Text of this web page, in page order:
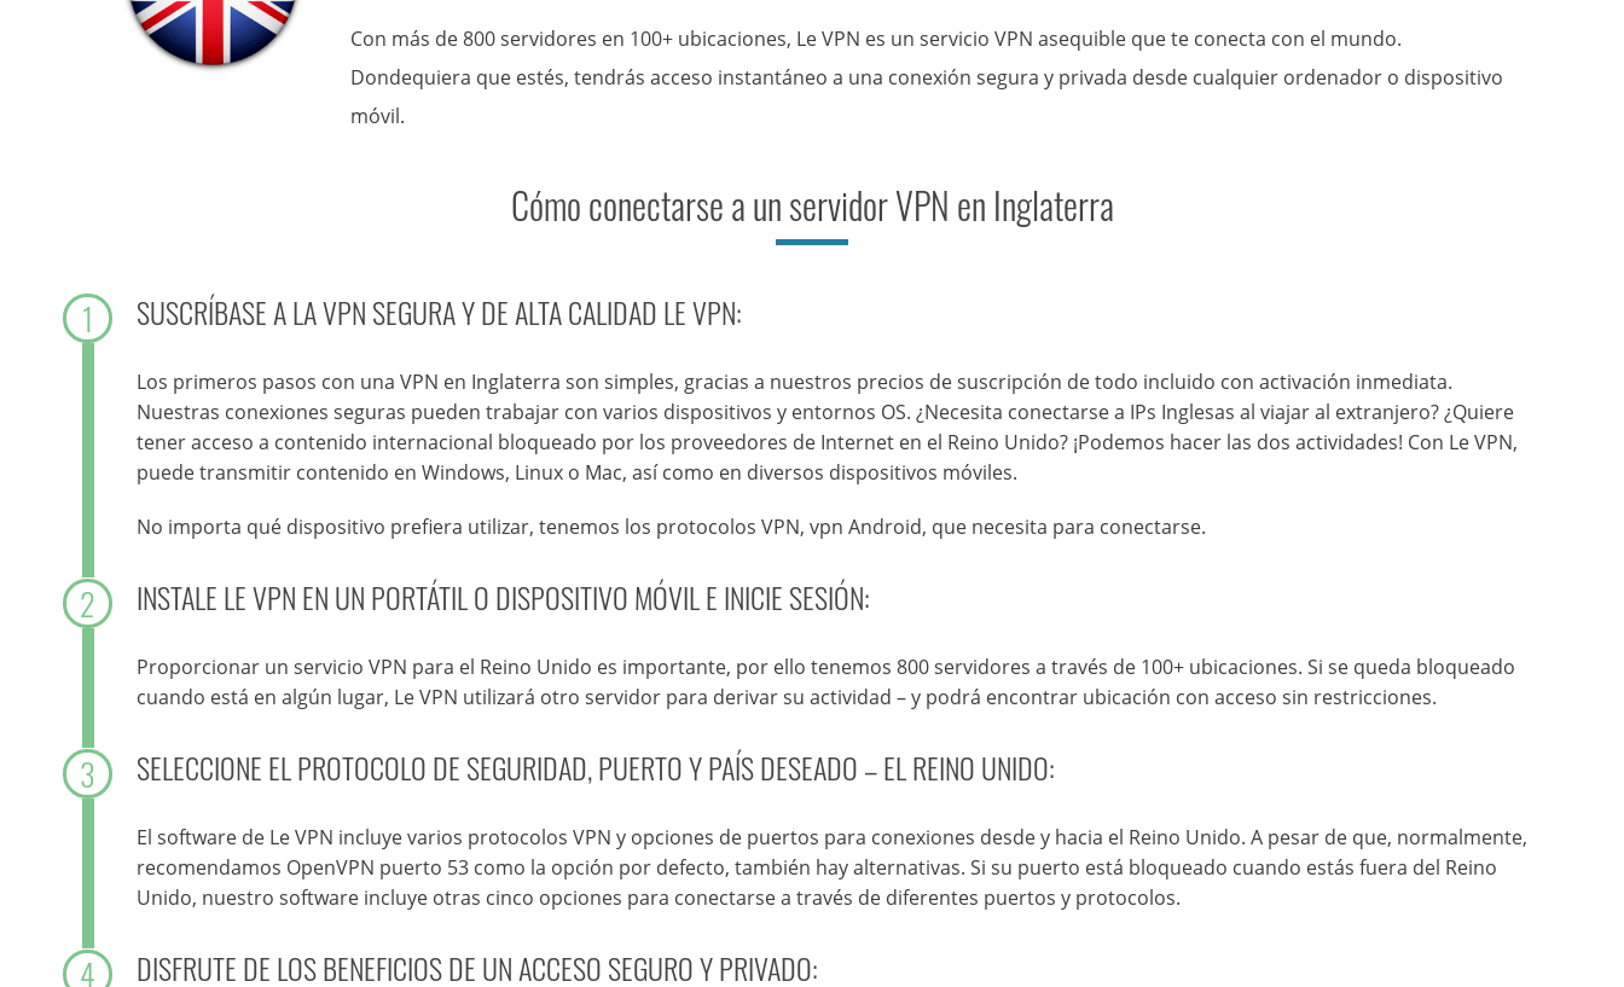
Con más de 800 servidores en 100+ ubicaciones, Le VPN es un servicio VPN asequible que te conecta con el mundo.
Dondequiera que estés, tendrás acceso instantáneo a una conexión segura y privada desde cualquier ordenador o dispositivo
móvil.
Cómo conectarse a un servidor VPN en Inglaterra
1 SUSCRÍBASE A LA VPN SEGURA Y DE ALTA CALIDAD LE VPN:
Los primeros pasos con una VPN en Inglaterra son simples, gracias a nuestros precios de suscripción de todo incluido con activación inmediata.
Nuestras conexiones seguras pueden trabajar con varios dispositivos y entornos OS. ¿Necesita conectarse a IPs Inglesas al viajar al extranjero? ¿Quiere
tener acceso a contenido internacional bloqueado por los proveedores de Internet en el Reino Unido? ¡Podemos hacer las dos actividades! Con Le VPN,
puede transmitir contenido en Windows, Linux o Mac, así como en diversos dispositivos móviles.
No importa qué dispositivo prefiera utilizar, tenemos los protocolos VPN, vpn Android, que necesita para conectarse.
2 INSTALE LE VPN EN UN PORTÁTIL O DISPOSITIVO MÓVIL E INICIE SESIÓN:
Proporcionar un servicio VPN para el Reino Unido es importante, por ello tenemos 800 servidores a través de 100+ ubicaciones. Si se queda bloqueado
cuando está en algún lugar, Le VPN utilizará otro servidor para derivar su actividad – y podrá encontrar ubicación con acceso sin restricciones.
3 SELECCIONE EL PROTOCOLO DE SEGURIDAD, PUERTO Y PAÍS DESEADO – EL REINO UNIDO:
El software de Le VPN incluye varios protocolos VPN y opciones de puertos para conexiones desde y hacia el Reino Unido. A pesar de que, normalmente,
recomendamos OpenVPN puerto 53 como la opción por defecto, también hay alternativas. Si su puerto está bloqueado cuando estás fuera del Reino
Unido, nuestro software incluye otras cinco opciones para conectarse a través de diferentes puertos y protocolos.
4 DISFRUTE DE LOS BENEFICIOS DE UN ACCESO SEGURO Y PRIVADO: